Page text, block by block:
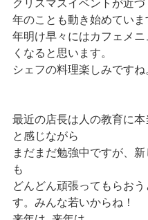
年のことも動き始めていま
年明け早々にはカフェメニ
くなると思います。
シェフの料理楽しみですね
最近の店長は人の教育に
と感じながら
まだまだ勉強中ですが、
も
どんどん頑張ってもらおう
す。みんな若いからね！